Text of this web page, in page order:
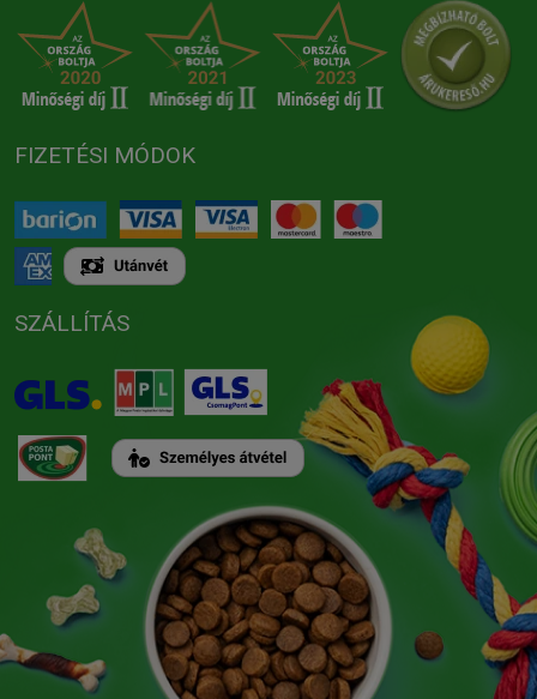
FIZETÉSI MÓDOK
SZÁLLÍTÁS